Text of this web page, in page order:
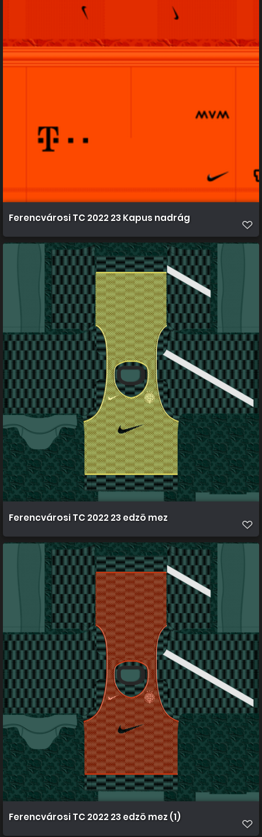
Ferencvárosi TC 2022 23 Kapus nadrág
Ferencvárosi TC 2022 23 edzö mez
Ferencvárosi TC 2022 23 edzö mez (1)